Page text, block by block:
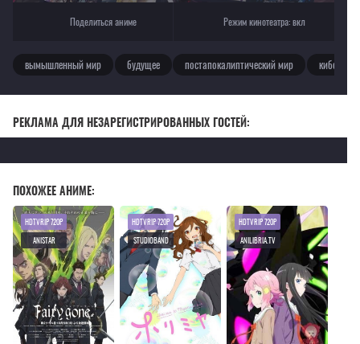
Поделиться аниме Режим кинотеатра:вкл
вымышленный мир будущее постапокалиптический мир киборги
РЕКЛАМА ДЛЯ НЕЗАРЕГИСТРИРОВАННЫХ ГОСТЕЙ:
ПОХОЖЕЕ АНИМЕ:
HDTVRIP 720P
ANISTAR
HDTVRIP 720P
STUDIOBAND
HDTVRIP 720P
ANILIBRIA.TV